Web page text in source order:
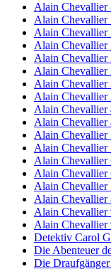
Alain Chevallier
Alain Chevallier
Alain Chevallier
Alain
Alain Chevallier
Alain
Alain Chevallier
Alain
Alain Chevallier
Alain
Alain Chevallier
Alain
Alain Chevallier
Alain
Alain Chevallier
Alain Chevallier
Alain Chevallier
Alain
Detektiv Carol
Die Abenteuer
Die Draufgänger